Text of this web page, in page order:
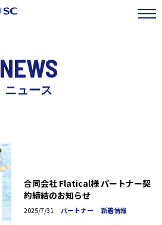
NEWS
ニュース
合同会社 Flatical様 パートナー契
約締結のお知らせ
2025/7/31 パートナー 新着情報